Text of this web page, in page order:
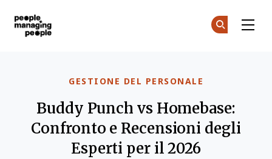
GESTIONE DEL PERSONALE
Buddy Punch vs Homebase:
Confronto e Recensioni degli
Esperti per il 2026